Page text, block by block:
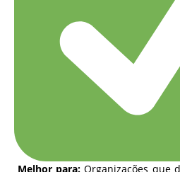
Melhor para:Organizações que